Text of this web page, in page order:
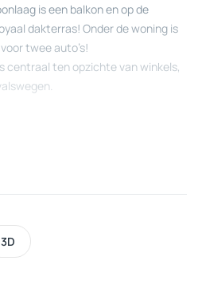
is een balkon en op de
dakterras! Onder de woning is
twee auto’s!
centraal ten opzichte van winkels,
naar de eerste verdieping.
inbouwappartuur van de luxe
volgende inbouwapparatuur is
3D